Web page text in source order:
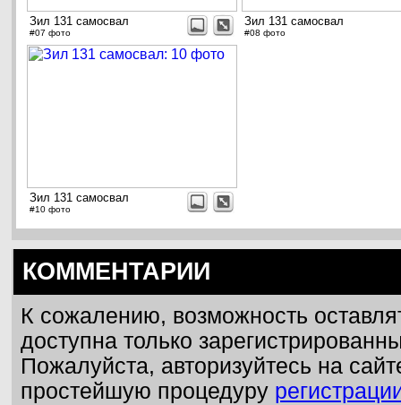
Зил 131 самосвал
#07 фото
Зил 131 самосвал
#08 фото
Зил 131 самосвал
#10 фото
КОММЕНТАРИИ
К сожалению, возможность
доступна только
Пожалуйста, авторизуйтесь на
простейшую процедуру